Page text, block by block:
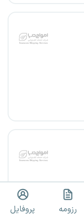
رزومه پروفایل